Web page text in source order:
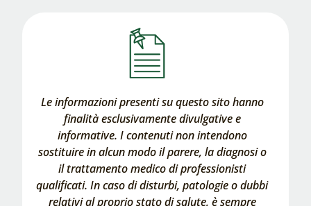
Le informazioni presenti su questo sito hanno
finalità esclusivamente divulgative e
informative. I contenuti non intendono
sostituire in alcun modo il parere, la diagnosi o
il trattamento medico di professionisti
qualificati. In caso di disturbi, patologie o dubbi
relativi al proprio stato di salute, è sempre